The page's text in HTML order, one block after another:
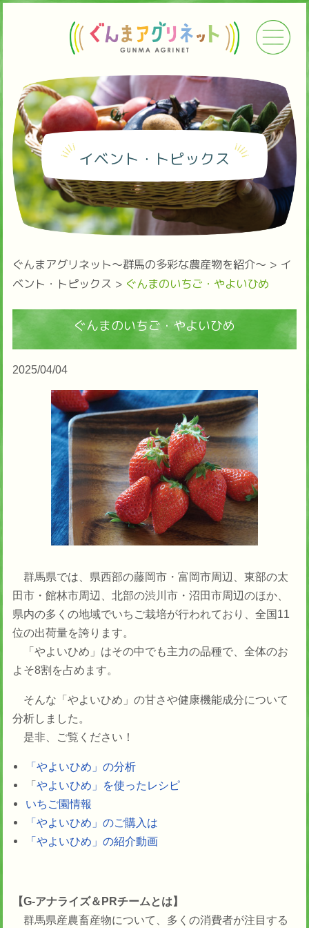
イベント・トピックス
ぐんまアグリネット～群馬の多彩な農産物を紹介～ > イ
ベント・トピックス > ぐんまのいちご・やよいひめ
ぐんまのいちご・やよいひめ
2025/04/04
群馬県では、県西部の藤岡市・富岡市周辺、東部の太
田市・館林市周辺、北部の渋川市・沼田市周辺のほか、
県内の多くの地域でいちご栽培が行われており、全国11
位の出荷量を誇ります。
「やよいひめ」はその中でも主力の品種で、全体のお
よそ8割を占めます。
そんな「やよいひめ」の甘さや健康機能成分について
分析しました。
是非、ご覧ください！
「やよいひめ」の分析
「やよいひめ」を使ったレシピ
いちご園情報
「やよいひめ」のご購入は
「やよいひめ」の紹介動画
【G-アナライズ＆PRチームとは】
群馬県産農畜産物について、多くの消費者が注目する